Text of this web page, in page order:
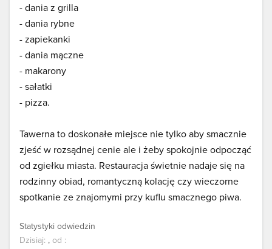
- dania z grilla
- dania rybne
- zapiekanki
- dania mączne
- makarony
- sałatki
- pizza.
Tawerna to doskonałe miejsce nie tylko aby smacznie
zjeść w rozsądnej cenie ale i żeby spokojnie odpocząć
od zgiełku miasta. Restauracja świetnie nadaje się na
rodzinny obiad, romantyczną kolację czy wieczorne
spotkanie ze znajomymi przy kuflu smacznego piwa.
Statystyki odwiedzin
Dzisiaj: , od :